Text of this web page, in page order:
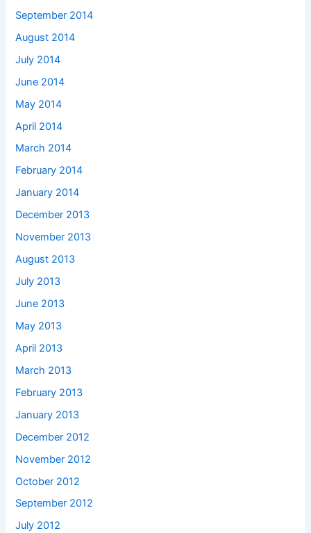
September 2014
August 2014
July 2014
June 2014
May 2014
April 2014
March 2014
February 2014
January 2014
December 2013
November 2013
August 2013
July 2013
June 2013
May 2013
April 2013
March 2013
February 2013
January 2013
December 2012
November 2012
October 2012
September 2012
July 2012